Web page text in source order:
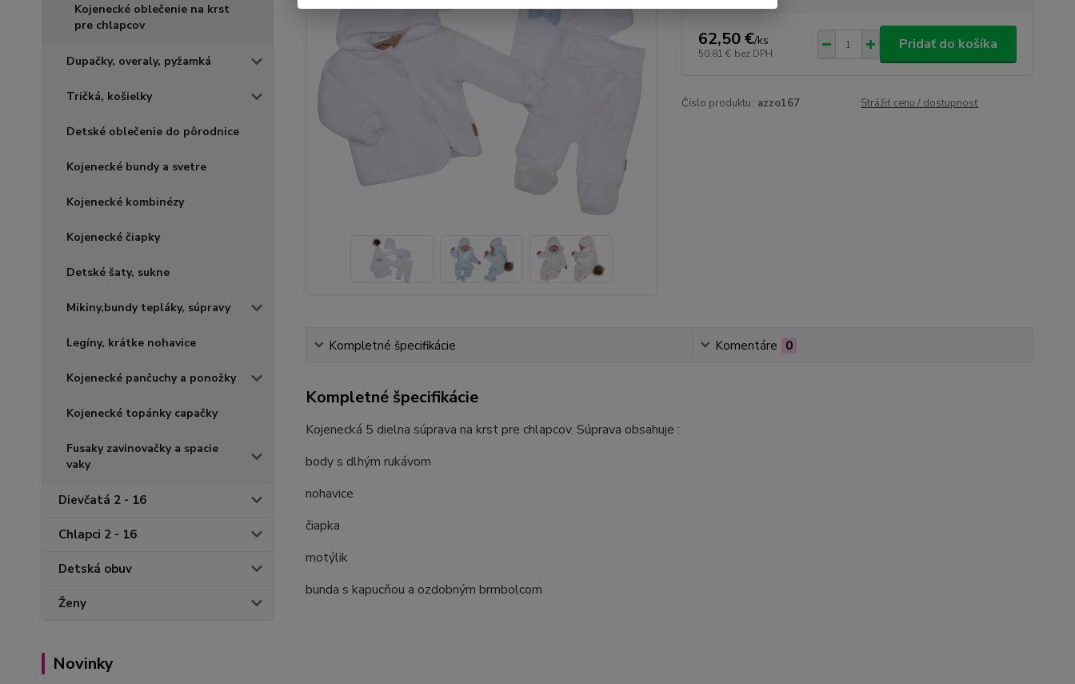
Kojenecké oblečenie na krst
pre chlapcov
Dupačky, overaly, pyžamká
Tričká, košielky
Detské oblečenie do pôrodnice
Kojenecké bundy a svetre
Kojenecké kombinézy
Kojenecké čiapky
Detské šaty, sukne
Mikiny,bundy tepláky, súpravy
Legíny, krátke nohavice
Kojenecké pančuchy a ponožky
Kojenecké topánky capačky
Fusaky zavinovačky a spacie
vaky
Dievčatá 2 - 16
Chlapci 2 - 16
Detská obuv
Ženy
Novinky
62,50 €/ks
50,81 € bez DPH
Pridať do košíka
Číslo produktu: azzo167 Strážiť cenu / dostupnosť
Kompletné špecifikácie Komentáre 0
Kompletné špecifikácie
Kojenecká 5 dielna súprava na krst pre chlapcov. Súprava obsahuje :
body s dlhým rukávom
nohavice
čiapka
motýlik
bunda s kapucňou a ozdobným brmbolcom